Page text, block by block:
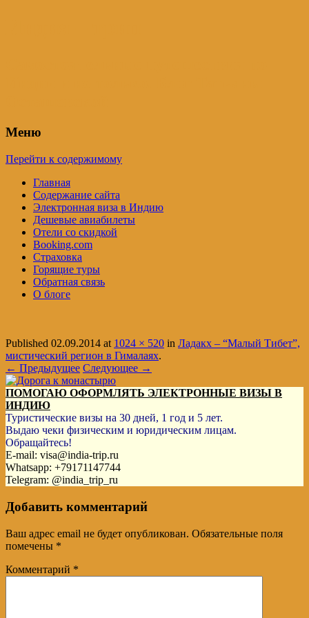
Меню
Перейти к содержимому
Главная
Содержание сайта
Электронная виза в Индию
Дешевые авиабилеты
Отели со скидкой
Booking.com
Страховка
Горящие туры
Обратная связь
О блоге
Published 02.09.2014 at 1024 × 520 in Ладакх – “Малый Тибет”,
мистический регион в Гималаях.
← Предыдущее Следующее →
ПОМОГАЮ ОФОРМЛЯТЬ ЭЛЕКТРОННЫЕ ВИЗЫ В
ИНДИЮ
Туристические визы на 30 дней, 1 год и 5 лет.
Выдаю чеки физическим и юридическим лицам.
Обращайтесь!
E-mail: visa@india-trip.ru
Whatsapp: +79171147744
Telegram: @india_trip_ru
Добавить комментарий
Ваш адрес email не будет опубликован. Обязательные поля
помечены *
Комментарий *